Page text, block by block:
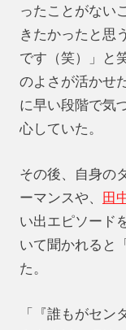
ったことがない
きたかったと思
です（笑）」と
のよさが活かせ
に早い段階で気
心していた。
その後、自身の
ーマンスや、 田
い出エピソード
いて聞かれると
た。
「『誰もがセン